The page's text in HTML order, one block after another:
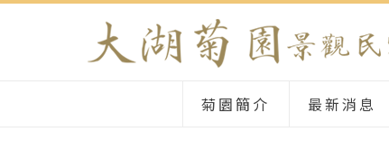
菊園簡介 最新消息